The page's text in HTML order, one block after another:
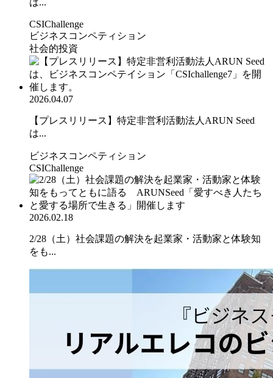
CSIChallenge
ビジネスコンペティション
社会的投資
2026.04.07
【プレスリリース】特定非営利活動法人ARUN Seed
は...
ビジネスコンペティション
CSIChallenge
2026.02.18
2/28（土）社会課題の解決を起業家・活動家と体験知
をも...